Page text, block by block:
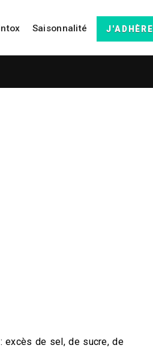
Saisonnalité J'ADHÈRE
: excès de sel, de sucre, de